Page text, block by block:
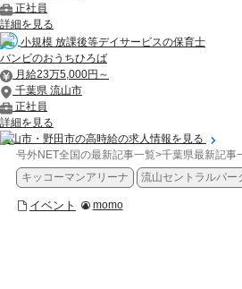
正社員
詳細を見る
小規模 放課後等デイサービスの保育士
バンビのおうちひろば
月給23万5,000円～
千葉県 流山市
正社員
詳細を見る
流山市・野田市の高時給の求人情報を見る
号外NET全国の最新記事一覧>千葉県最新記事
キッコーマンアリーナ
流山セントラルパー
イベント momo